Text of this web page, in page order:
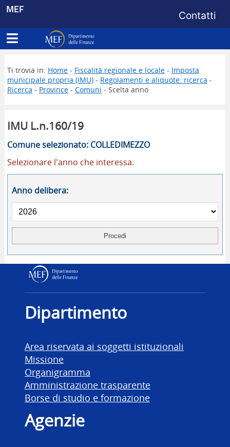
MEF Menu di
Contatti
Apri menu principale
Dipartimento delle Finanze
Ti trovia in: Home- Fiscalità regionale e locale- Imposta
municipale propria (IMU)- Regolamenti e aliquote: ricerca -
Ricerca - Province- Comuni - Scelta anno
IMU L.n.160/19
Comune selezionato: COLLEDIMEZZO
Selezionare l'anno che interessa.
Anno delibera:
Dipartimento delle
Dipartimento
Area riservata ai soggetti istituzionali
Missione
Organigramma
Amministrazione trasparente
Borse di studio e formazione
Agenzie